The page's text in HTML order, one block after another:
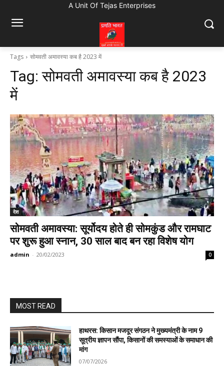
A Unit Of Tejas Enterprises
Tags सोमवती अमावस्या कब है 2023 में
Tag:सोमवती अमावस्या कब है 2023
में
देश
सोमवती अमावस्या: सूर्योदय होते ही सोमकुंड और रामघाट
पर शुरू हुआ स्नान, 30 साल बाद बन रहा विशेष योग
admin - 20/02/2023 0
MOST READ
हाथरस: किसान मजदूर संगठन ने मुख्यमंत्री के नाम 9
सूत्रीय ज्ञापन सौंपा, किसानों की समस्याओं के समाधान की
मांग
07/07/2026